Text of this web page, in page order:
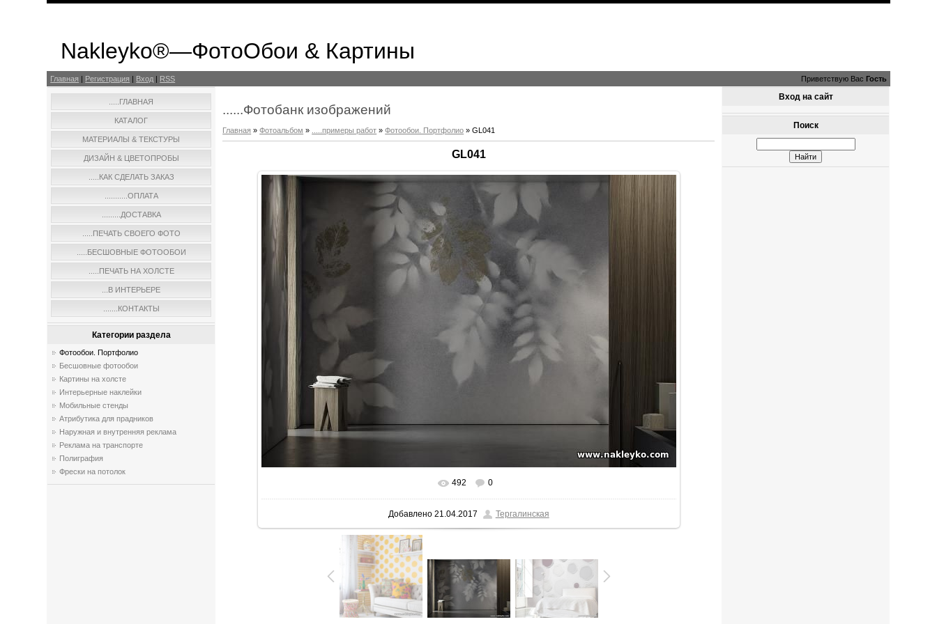
Nakleyko®—ФотоОбои & Картины
Главная | Регистрация | Вход | RSS Приветствую Вас Гость
.....ГЛАВНАЯ
КАТАЛОГ
МАТЕРИАЛЫ & ТЕКСТУРЫ
ДИЗАЙН & ЦВЕТОПРОБЫ
.....КАК СДЕЛАТЬ ЗАКАЗ
...........ОПЛАТА
.........ДОСТАВКА
.....ПЕЧАТЬ СВОЕГО ФОТО
.....БЕСШОВНЫЕ ФОТООБОИ
.....ПЕЧАТЬ НА ХОЛСТЕ
...В ИНТЕРЬЕРЕ
.......КОНТАКТЫ
Категории раздела
Фотообои. Портфолио
Бесшовные фотообои
Картины на холсте
Интерьерные наклейки
Мобильные стенды
Атрибутика для прадников
Наружная и внутренняя реклама
Реклама на транспорте
Полиграфия
Фрески на потолок
......Фотобанк изображений
Главная »Фотоальбом » .....примеры работ »Фотообои. Портфолио » GL041
GL041
492 0
Добавлено21.04.2017 Тергалинская
Вход на сайт
Поиск